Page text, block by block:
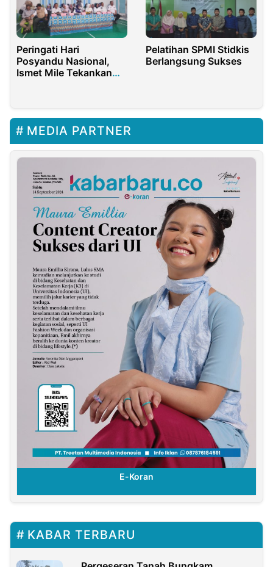
Peringati Hari
Posyandu Nasional,
Ismet Mile Tekankan
Pelatihan SPMI Stidkis
Berlangsung Sukses
MEDIA PARTNER
E-Koran
KABAR TERBARU